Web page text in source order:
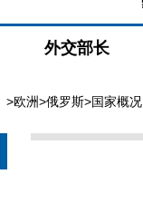
外交部长
>欧洲>俄罗斯>国家概况